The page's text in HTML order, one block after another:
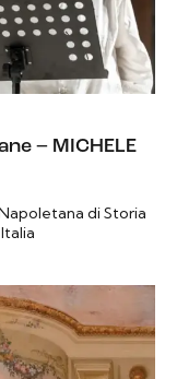
– MICHELE
di Storia